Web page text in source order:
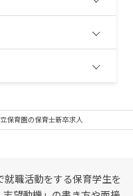
保育園の保育士新卒求人
職活動をする保育学生を